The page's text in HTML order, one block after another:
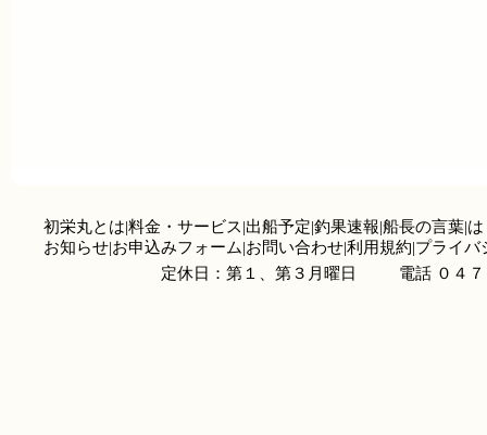
初栄丸とは|料金・サービス|出船予定|釣果速報|船長の言葉|
お知らせ|お申込みフォーム|お問い合わせ|利用規約|プライバ
定休日：第１、第３月曜日
電話 ０４